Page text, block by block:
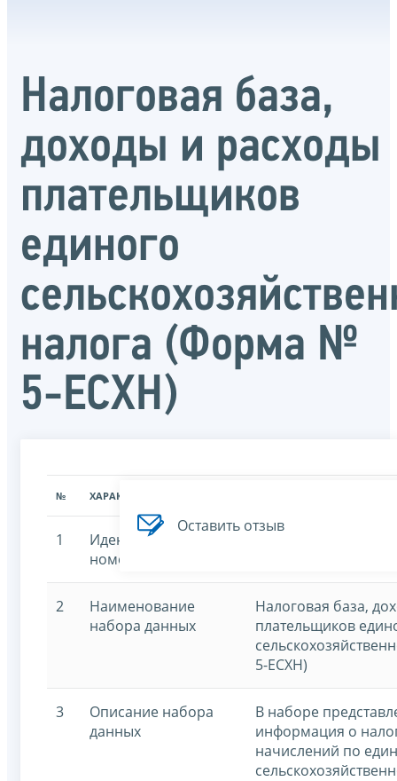
Налоговая база,
доходы и расходы
плательщиков
единого
налога (Форма №
5-ЕСХН)
№ ХАРАКТЕРИСТИКА
1
Идентификационный
номер
2
Наименование
набора данных
Налоговая база,
плательщиков
5-ЕСХН)
3
Описание набора
данных
В наборе
информация о
начислений по
Оставить отзыв